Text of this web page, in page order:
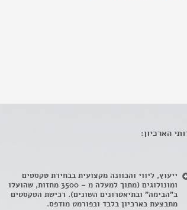
הארכיון:
ייעוץ, ליווי והכוונה מקצועית בבחירת טקסטים
ומונולוגים (מתוך למעלה מ – 3500 מחזות, שהועלו
ב"הבימה" ובתיאטרונים השונים). רכישת הטקסטים
מתבצעת בארכיון בלבד ובפורמט מודפס.